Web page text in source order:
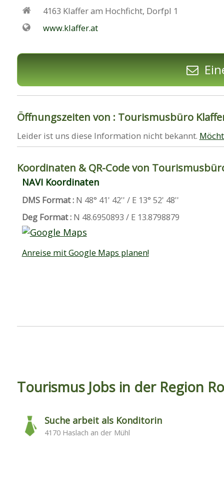
4163 Klaffer am Hochficht, Dorfpl 1
www.klaffer.at
Öffnungszeiten von : Tourismusbüro
Leider ist uns diese Information nicht bekannt.
Koordinaten & QR-Code von
NAVI Koordinaten
DMS Format : N 48° 41' 42'' / E 13° 52' 48''
Deg Format : N 48.6950893 / E 13.8798879
Anreise mit Google Maps planen!
Tourismus Jobs in der Region
Suche arbeit als Konditorin
4170 Haslach an der Mühl